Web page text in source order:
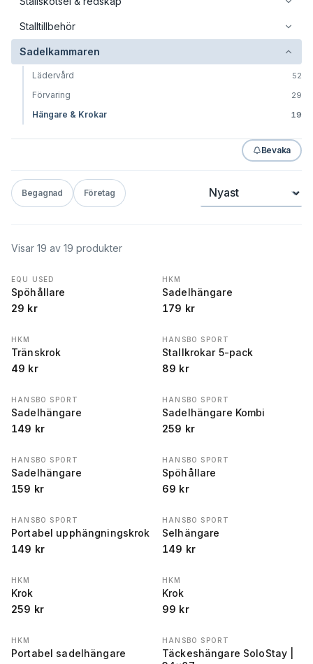
Stalltillbehör
Sadelkammaren
Lädervård 52
Förvaring 29
Hängare & Krokar 19
Bevaka
Begagnad Företag
Sortera
Visar 19 av 19 produkter
EQU USED
Spöhållare
29 kr
HKM
Sadelhängare
179 kr
HKM
Tränskrok
49 kr
HANSBO SPORT
Stallkrokar 5-pack
89 kr
HANSBO SPORT
Sadelhängare
149 kr
HANSBO SPORT
Sadelhängare Kombi
259 kr
HANSBO SPORT
Sadelhängare
159 kr
HANSBO SPORT
Spöhållare
69 kr
HANSBO SPORT
Portabel upphängningskrok
149 kr
HANSBO SPORT
Selhängare
149 kr
HKM
Krok
259 kr
HKM
Krok
99 kr
HKM
Portabel sadelhängare
HANSBO SPORT
Täckeshängare SoloStay |